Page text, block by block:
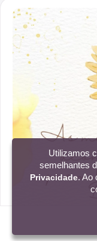
Utilizamos
semelhantes
Privacidade. Ao